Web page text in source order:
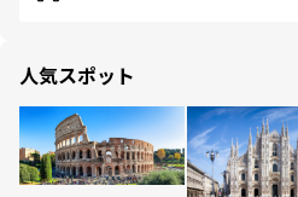
人気スポット